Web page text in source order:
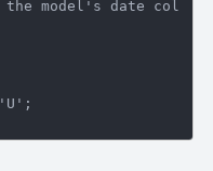
'U' ;